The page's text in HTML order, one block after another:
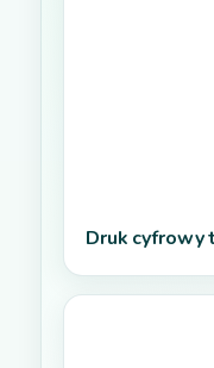
Druk cyfrowy